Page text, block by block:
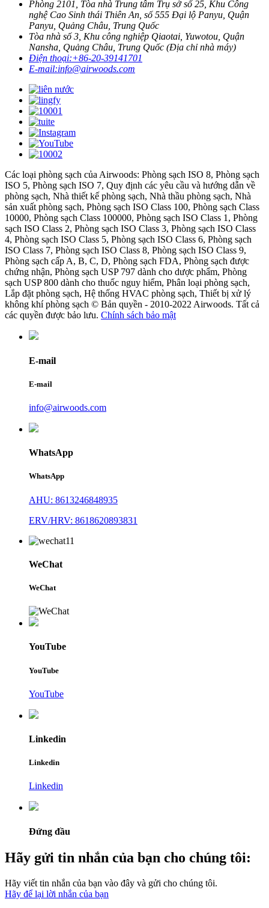
Phòng 2101, Tòa nhà Trung tâm Trụ sở số 25, Khu Công
nghệ Cao Sinh thái Thiên An, số 555 Đại lộ Panyu, Quận
Panyu, Quảng Châu, Trung Quốc
Tòa nhà số 3, Khu công nghiệp Qiaotai, Yuwotou, Quận
Nansha, Quảng Châu, Trung Quốc (Địa chỉ nhà máy)
Điện thoại:+86-20-39141701
E-mail:info@airwoods.com
Các loại phòng sạch của Airwoods: Phòng sạch ISO 8, Phòng sạch
ISO 5, Phòng sạch ISO 7, Quy định các yêu cầu và hướng dẫn về
phòng sạch, Nhà thiết kế phòng sạch, Nhà thầu phòng sạch, Nhà
sản xuất phòng sạch, Phòng sạch ISO Class 100, Phòng sạch Class
10000, Phòng sạch Class 100000, Phòng sạch ISO Class 1, Phòng
sạch ISO Class 2, Phòng sạch ISO Class 3, Phòng sạch ISO Class
4, Phòng sạch ISO Class 5, Phòng sạch ISO Class 6, Phòng sạch
ISO Class 7, Phòng sạch ISO Class 8, Phòng sạch ISO Class 9,
Phòng sạch cấp A, B, C, D, Phòng sạch FDA, Phòng sạch được
chứng nhận, Phòng sạch USP 797 dành cho dược phẩm, Phòng
sạch USP 800 dành cho thuốc nguy hiểm, Phân loại phòng sạch,
Lắp đặt phòng sạch, Hệ thống HVAC phòng sạch, Thiết bị xử lý
không khí phòng sạch © Bản quyền - 2010-2022 Airwoods. Tất cả
các quyền được bảo lưu. Chính sách bảo mật
E-mail
E-mail
info@airwoods.com
WhatsApp
WhatsApp
AHU: 8613246848935
ERV/HRV: 8618620893831
WeChat
WeChat
YouTube
YouTube
YouTube
Linkedin
Linkedin
Linkedin
Đứng đầu
Hãy gửi tin nhắn của bạn cho chúng tôi:
Hãy viết tin nhắn của bạn vào đây và gửi cho chúng tôi.
Hãy để lại lời nhắn của bạn